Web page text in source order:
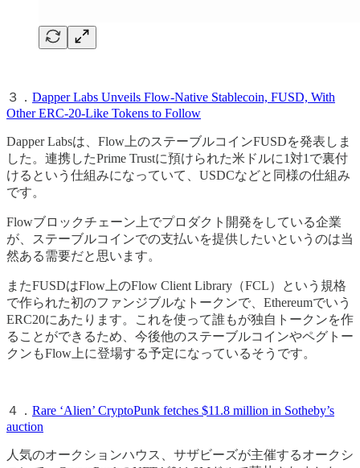
３． Dapper Labs Unveils Flow-Native Stablecoin, FUSD, With
Other ERC-20-Like Tokens to Follow
Dapper Labsは、Flow上のステーブルコインFUSDを発表しま
した。連携したPrime Trustに預けられた米ドルに1対1で裏付
けるという仕組みになっていて、USDCなどと同様の仕組み
です。
Flowブロックチェーン上でプロダクト開発をしている企業
が、ステーブルコインでの支払いを提供したいというのは当
然ある需要だと思います。
またFUSDはFlow上のFlow Client Library（FCL）という規格
で作られた初のファンジブルなトークンで、Ethereumでいう
ERC20にあたります。これを使って誰もが独自トークンを作
ることができるため、今後他のステーブルコインやペグトー
クンもFlow上に登場する予定になっているそうです。
４． Rare ‘Alien’ CryptoPunk fetches $11.8 million in Sotheby’s
auction
人気のオークションハウス、サザビーズが主催するオークシ